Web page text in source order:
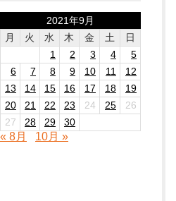
2021年9月
月
火 水 木 金 土
日
1
2 3 4
5
6
7 8 9 10 11
12
13
14 15 16 17 18
19
20
21 22 23 24 25
26
27
28 29 30
« 8月 10月 »